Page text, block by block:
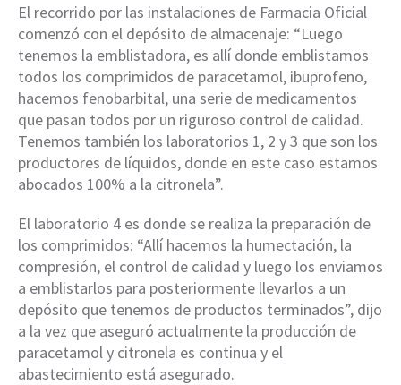
El recorrido por las instalaciones de Farmacia Oficial
comenzó con el depósito de almacenaje: “Luego
tenemos la emblistadora, es allí donde emblistamos
todos los comprimidos de paracetamol, ibuprofeno,
hacemos fenobarbital, una serie de medicamentos
que pasan todos por un riguroso control de calidad.
Tenemos también los laboratorios 1, 2 y 3 que son los
productores de líquidos, donde en este caso estamos
abocados 100% a la citronela”.
El laboratorio 4 es donde se realiza la preparación de
los comprimidos: “Allí hacemos la humectación, la
compresión, el control de calidad y luego los enviamos
a emblistarlos para posteriormente llevarlos a un
depósito que tenemos de productos terminados”, dijo
a la vez que aseguró actualmente la producción de
paracetamol y citronela es continua y el
abastecimiento está asegurado.